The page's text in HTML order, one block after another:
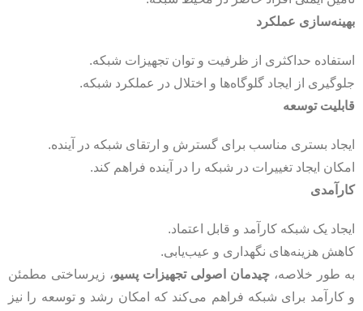
بهینه‌سازی عملکرد
استفاده حداکثری از ظرفیت و توان تجهیزات شبکه.
جلوگیری از ایجاد گلوگاه‌ها و اختلال در عملکرد شبکه.
قابلیت توسعه
ایجاد بستری مناسب برای گسترش و ارتقای شبکه در آینده.
امکان ایجاد تغییرات در شبکه را در آینده فراهم کند.
کارآمدی
ایجاد یک شبکه کارآمد و قابل اعتماد.
کاهش هزینه‌های نگهداری و عیب‌یابی.
به طور خلاصه، چیدمان اصولی تجهیزات پسیو، زیرساختی مطمئن
و کارآمد برای شبکه فراهم می‌کند که امکان رشد و توسعه را نیز